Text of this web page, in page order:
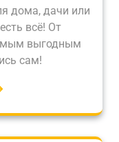
дома, дачи или
всё! От
выгодным
сам!